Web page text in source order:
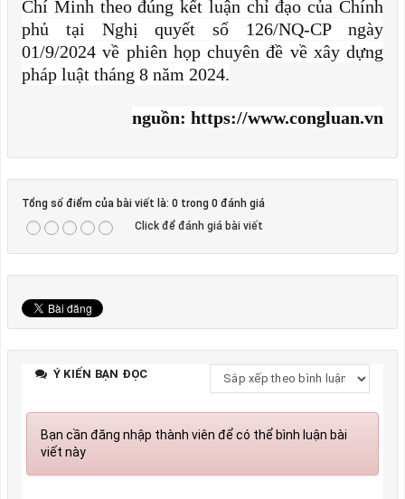
Chí Minh theo đúng kết luận chỉ đạo của Chính
phủ tại Nghị quyết số 126/NQ-CP ngày
01/9/2024 về phiên họp chuyên đề về xây dựng
pháp luật tháng 8 năm 2024.
nguồn: https://www.congluan.vn
Tổng số điểm của bài viết là: 0 trong 0 đánh giá
Click để đánh giá bài viết
Ý KIẾN BẠN ĐỌC
Bạn cần đăng nhập thành viên để có thể bình luận bài
viết này